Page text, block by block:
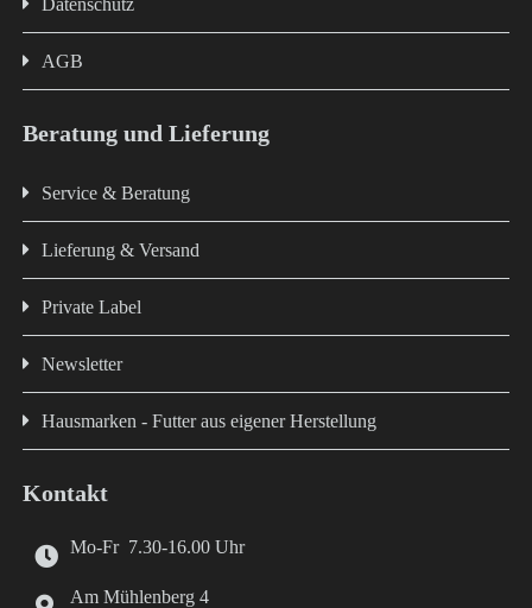
Datenschutz
AGB
Beratung und Lieferung
Service & Beratung
Lieferung & Versand
Private Label
Newsletter
Hausmarken - Futter aus eigener Herstellung
Kontakt
Mo-Fr 7.30-16.00 Uhr
Am Mühlenberg 4